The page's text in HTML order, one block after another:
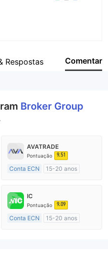
Respostas Comentar
Broker Group
AVATRADE
Pontuação 9.51
Conta ECN
15-20 anos
Market Marketing (MM)
Etiqueta principal MT4
IC
Pontuação 9.09
Conta ECN
15-20 anos